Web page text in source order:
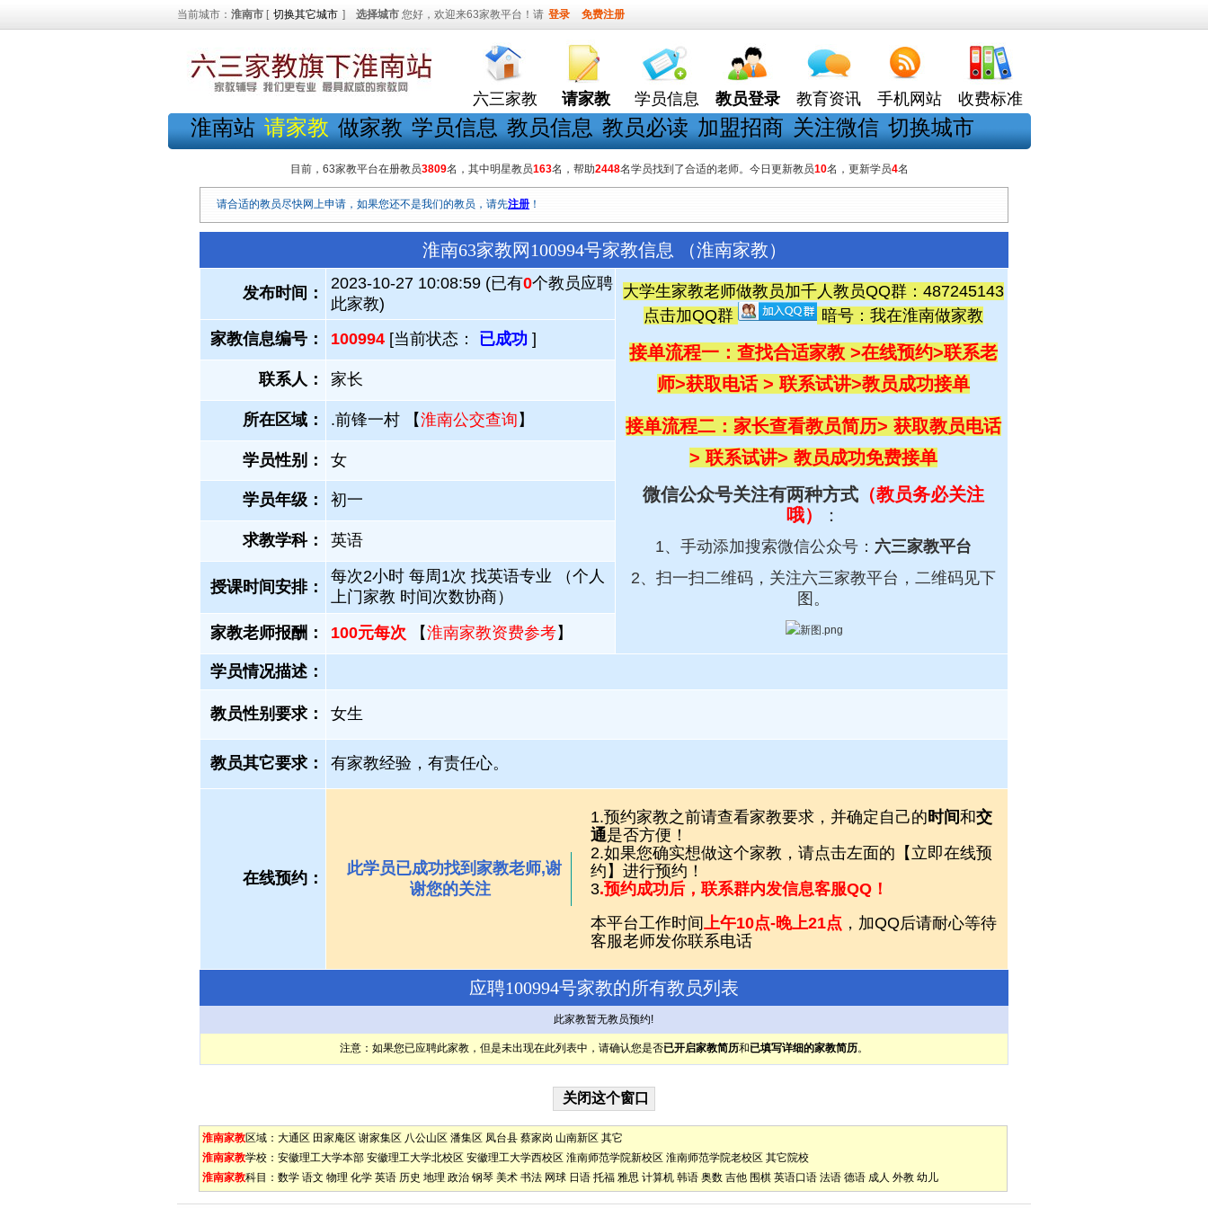
当前城市： 淮南市 [ 切换其它城市 ] 选择城市 您好，欢迎来63家教平台！请 登录 免费注册
六三家教 请家教 学员信息 教员登录 教育资讯 手机网站 收费标准
淮南站 请家教 做家教 学员信息 教员信息 教员必读 加盟招商 关注微信 切换城市
目前，63家教平台在册教员3809名，其中明星教员163名，帮助2448名学员找到了合适的老师。今日更新教员10名，更新学员4名
请合适的教员尽快网上申请，如果您还不是我们的教员，请先注册 ！
淮南63家教网100994号家教信息 （淮南家教）
发布时间：
2023-10-27 10:08:59 (已有0个教员应聘
此家教)
大学生家教老师做教员加千人教员QQ群：487245143
点击加QQ群
暗号：我在淮南做家教
接单流程一：查找合适家教 >在线预约>联系老
师>获取电话 > 联系试讲>教员成功接单
接单流程二：家长查看教员简历> 获取教员电话
> 联系试讲> 教员成功免费接单
微信公众号关注有两种方式（教员务必关注
哦）
：
1、手动添加搜索微信公众号： 六三家教平台
2、扫一扫二维码，关注六三家教平台， 二维码见下
图。
家教信息编号： 100994 [当前状态： 已成功 ]
联系人： 家长
所在区域： .前锋一村 【淮南公交查询 】
学员性别： 女
学员年级： 初一
求教学科： 英语
授课时间安排：
每次2小时 每周1次 找英语专业 （个人
上门家教 时间次数协商）
家教老师报酬：
100元每次 【淮南家教资费参考】
学员情况描述：
教员性别要求： 女生
教员其它要求： 有家教经验，有责任心。
在线预约：
此学员已成功找到家教老师,谢
谢您的关注
1.预约家教之前请查看家教要求，并确定自己的时间和交
通是否方便！
2.如果您确实想做这个家教，请点击左面的【立即在线预
约】进行预约！
3.预约成功后，联系群内发信息客服QQ！
本平台工作时间上午10点-晚上21点 ，加QQ后请耐心等待
客服老师发你联系电话
应聘100994号家教的所有教员列表
此家教暂无教员预约!
注意：如果您已应聘此家教，但是未出现在此列表中，请确认您是否已开启家教简历和已填写详细的家教简历。
淮南家教区域： 大通区 田家庵区 谢家集区 八公山区 潘集区 凤台县 蔡家岗 山南新区 其它
淮南家教学校： 安徽理工大学本部 安徽理工大学北校区 安徽理工大学西校区 淮南师范学院新校区 淮南师范学院老校区 其它院校
淮南家教科目： 数学 语文 物理 化学 英语 历史 地理 政治 钢琴 美术 书法 网球 日语 托福 雅思 计算机 韩语 奥数 吉他 围棋 英语口语 法语 德语 成人 外教 幼儿